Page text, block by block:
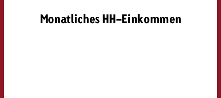
Monatliches HH-Einkommen